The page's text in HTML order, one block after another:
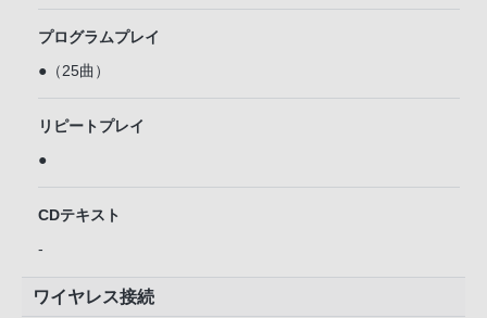
プログラムプレイ
●（25曲）
リピートプレイ
●
CDテキスト
-
ワイヤレス接続